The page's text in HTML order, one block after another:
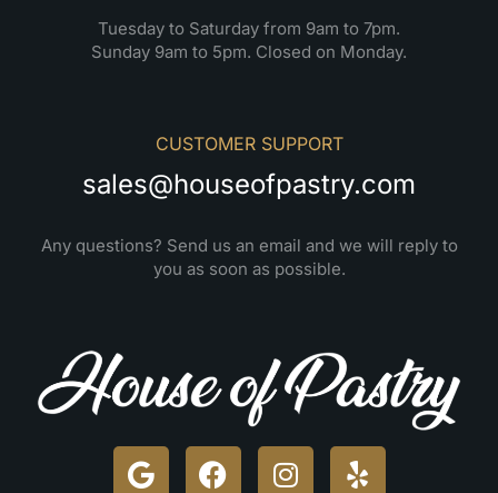
Tuesday to Saturday from 9am to 7pm.
Sunday 9am to 5pm. Closed on Monday.
CUSTOMER SUPPORT
sales@houseofpastry.com
Any questions? Send us an email and we will reply to
you as soon as possible.